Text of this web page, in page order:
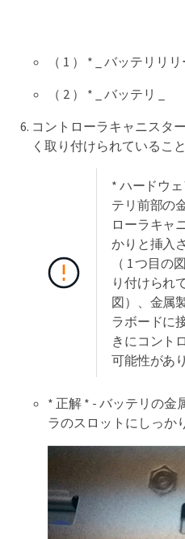
（ 1 ） * _ バッテリリリ
（ 2 ） * _ バッテリ _
コントローラキャニスタ
く取り付けられているこ
* ハードウ
テリ前部の
ローラキャ
かりと挿入
（ 1 つ目
り付けられ
図）、金属
ラボードに
きにコント
可能性があ
* 正解 * - バッテリの金
ラのスロットにしっか